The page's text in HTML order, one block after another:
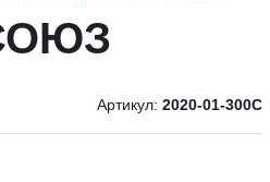
Артикул: 2020-01-300С